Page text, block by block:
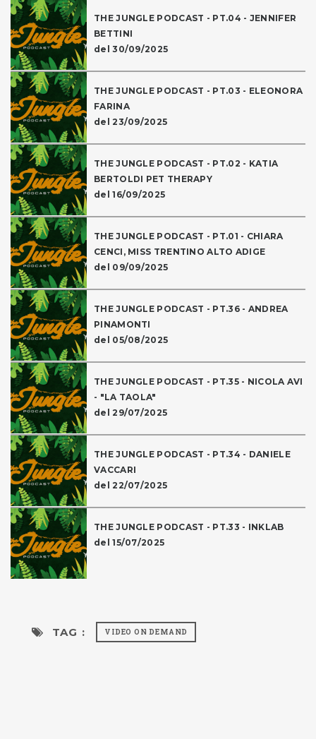
THE JUNGLE PODCAST - PT.04 - JENNIFER
BETTINI
del 30/09/2025
THE JUNGLE PODCAST - PT.03 - ELEONORA
FARINA
del 23/09/2025
THE JUNGLE PODCAST - PT.02 - KATIA
BERTOLDI PET THERAPY
del 16/09/2025
THE JUNGLE PODCAST - PT.01 - CHIARA
CENCI, MISS TRENTINO ALTO ADIGE
del 09/09/2025
THE JUNGLE PODCAST - PT.36 - ANDREA
PINAMONTI
del 05/08/2025
THE JUNGLE PODCAST - PT.35 - NICOLA AVI
- "LA TAOLA"
del 29/07/2025
THE JUNGLE PODCAST - PT.34 - DANIELE
VACCARI
del 22/07/2025
THE JUNGLE PODCAST - PT.33 - INKLAB
del 15/07/2025
TAG : VIDEO ON DEMAND